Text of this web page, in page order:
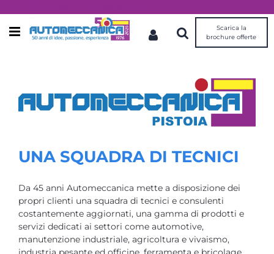
Open menu
Scarica la
brochure offerte
UNA SQUADRA DI TECNICI
Da 45 anni Automeccanica mette a disposizione dei
propri clienti una squadra di tecnici e consulenti
costantemente aggiornati, una gamma di prodotti e
servizi dedicati ai settori come automotive,
manutenzione industriale, agricoltura e vivaismo,